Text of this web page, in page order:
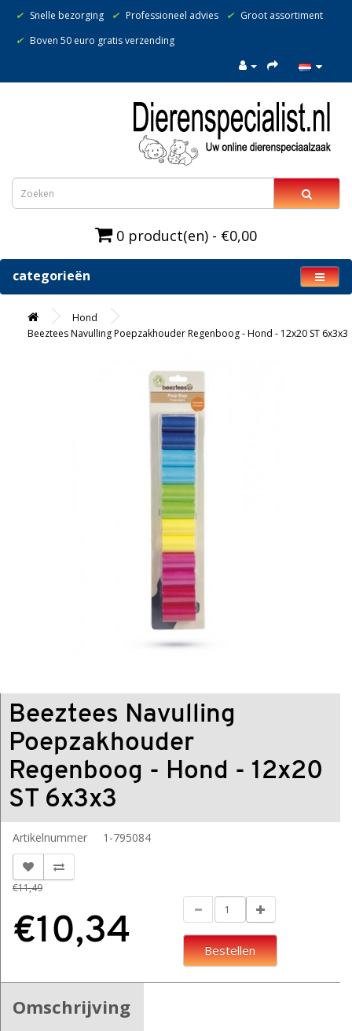
✔ Snelle bezorging ✔ Professioneel advies ✔ Groot assortiment
✔ Boven 50 euro gratis verzending
0 product(en) - €0,00
categorieën
Hond
Beeztees Navulling Poepzakhouder Regenboog - Hond - 12x20 ST 6x3x3
Beeztees Navulling
Poepzakhouder
Regenboog - Hond - 12x20
ST 6x3x3
Artikelnummer 1-795084
€11,49
€10,34 Bestellen
Omschrijving